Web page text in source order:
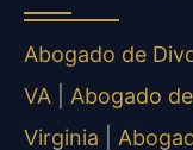
Abogado de
VA
Abogado
Virginia